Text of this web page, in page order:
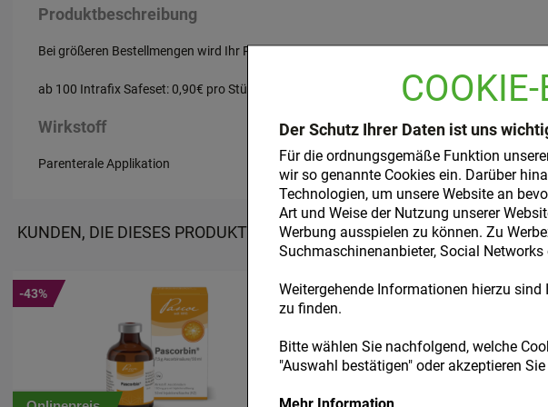
Der Schutz Ihrer Daten ist uns
Für die ordnungsgemäße Funktion
wir so genannte Cookies ein. Darüber
Technologien, um unsere Website an
Art und Weise der Nutzung unserer
Werbung ausspielen zu können. Zu
Suchmaschinenanbieter, Social
Weitergehende Informationen hierzu sind
zu finden.
Bitte wählen Sie nachfolgend, welche
"Auswahl bestätigen" oder akzeptieren
Produktbeschreibung
Bei größeren Bestellmengen wird Ihr Preis automatisch angepasst:
ab 100 Intrafix Safeset: 0,90€ pro Stück
Wirkstoff
Parenterale Applikation
KUNDEN, DIE DIESES PRODUKT GEKAUFT HABEN, HABEN SICH
-43% -49%